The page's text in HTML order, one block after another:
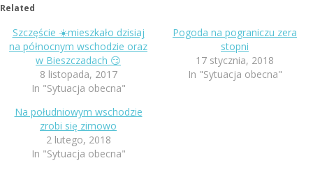
Related
Szczęście ☀️mieszkało dzisiaj
na północnym wschodzie oraz
w Bieszczadach 😏
8 listopada, 2017
In "Sytuacja obecna"
Pogoda na pograniczu zera
stopni
17 stycznia, 2018
In "Sytuacja obecna"
Na południowym wschodzie
zrobi się zimowo
2 lutego, 2018
In "Sytuacja obecna"